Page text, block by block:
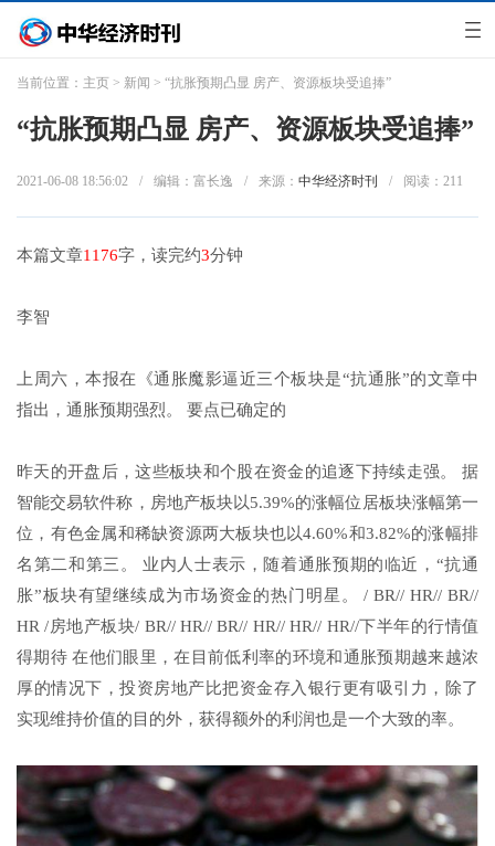
当前位置： 主页 > 新闻 > “抗胀预期凸显 房产、资源板块受追捧”
“抗胀预期凸显 房产、资源板块受追捧”
2021-06-08 18:56:02 / 编辑：富长逸 / 来源： 中华经济时刊 / 阅读： 211
本篇文章1176字，读完约3分钟
李智
上周六，本报在《通胀魔影逼近三个板块是“抗通胀”的文章中
指出，通胀预期强烈。 要点已确定的
昨天的开盘后，这些板块和个股在资金的追逐下持续走强。 据
智能交易软件称，房地产板块以5.39%的涨幅位居板块涨幅第一
位，有色金属和稀缺资源两大板块也以4.60%和3.82%的涨幅排
名第二和第三。 业内人士表示，随着通胀预期的临近，“抗通
胀”板块有望继续成为市场资金的热门明星。 / BR// HR// BR//
HR /房地产板块/ BR// HR// BR// HR// HR// HR//下半年的行情值
得期待 在他们眼里，在目前低利率的环境和通胀预期越来越浓
厚的情况下，投资房地产比把资金存入银行更有吸引力，除了
实现维持价值的目的外，获得额外的利润也是一个大致的率。